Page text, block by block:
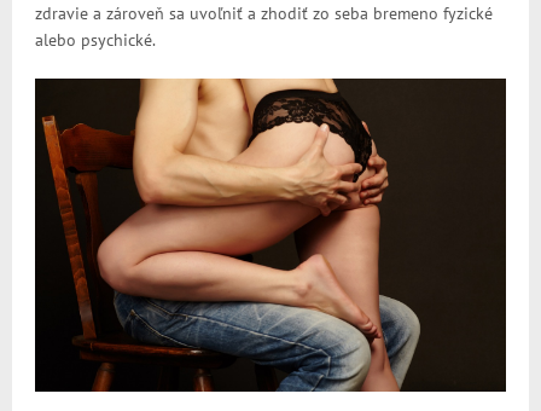
zdravie a zároveň sa uvoľniť a zhodiť zo seba bremeno fyzické
alebo psychické.